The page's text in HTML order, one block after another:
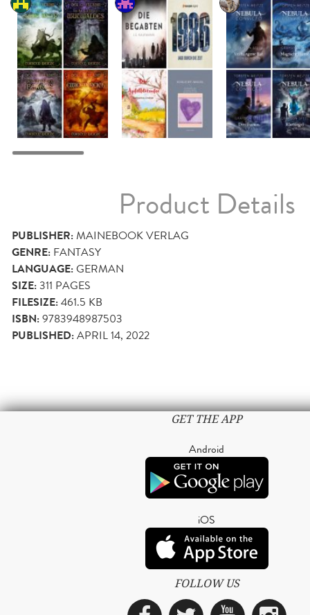
Product Details
PUBLISHER:MAINEBOOK VERLAG
GENRE: FANTASY
LANGUAGE:GERMAN
SIZE:311 PAGES
FILESIZE:461.5 KB
ISBN:9783948987503
PUBLISHED:APRIL 14, 2022
GET THE APP
Android
iOS
FOLLOW US